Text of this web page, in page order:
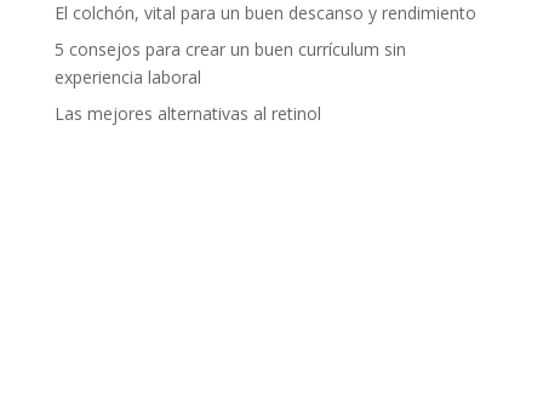
El colchón, vital para un buen descanso y rendimiento
5 consejos para crear un buen currículum sin
experiencia laboral
Las mejores alternativas al retinol